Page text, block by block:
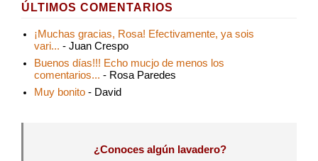
ÚLTIMOS COMENTARIOS
¡Muchas gracias, Rosa! Efectivamente, ya sois
vari... - Juan Crespo
Buenos días!!! Echo mucjo de menos los
comentarios... - Rosa Paredes
Muy bonito - David
¿Conoces algún lavadero?